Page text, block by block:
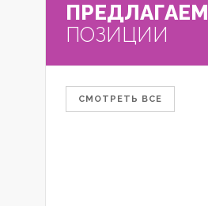
ПРЕДЛАГАЕМ
ПОЗИЦИИ
СМОТРЕТЬ ВСЕ